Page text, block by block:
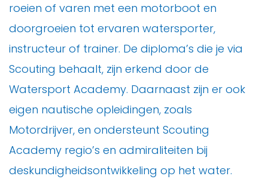
roeien of varen met een motorboot en
doorgroeien tot ervaren watersporter,
instructeur of trainer. De diploma’s die je via
Scouting behaalt, zijn erkend door de
Watersport Academy. Daarnaast zijn er ook
eigen nautische opleidingen, zoals
Motordrijver, en ondersteunt Scouting
Academy regio’s en admiraliteiten bij
deskundigheidsontwikkeling op het water.